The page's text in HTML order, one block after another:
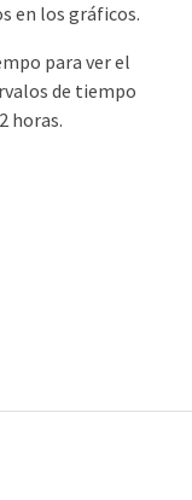
en los gráficos.
para ver el
de tiempo
horas.